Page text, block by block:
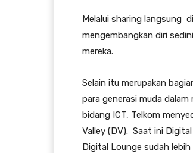
Melalui sharing langsung
mengembangkan diri
mereka.
Selain itu merupakan
para generasi muda
bidang ICT, Telkom
Valley (DV). Saat ini
Digital Lounge sudah